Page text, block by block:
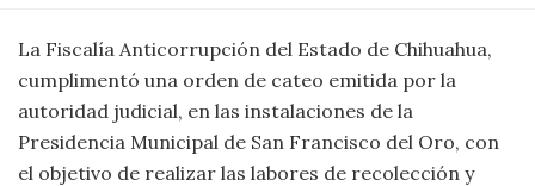
La Fiscalía Anticorrupción del Estado de Chihuahua,
cumplimentó una orden de cateo emitida por la
autoridad judicial, en las instalaciones de la
Presidencia Municipal de San Francisco del Oro, con
el objetivo de realizar las labores de recolección y